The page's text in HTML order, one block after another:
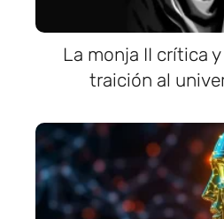
La monja II crítica
traición al